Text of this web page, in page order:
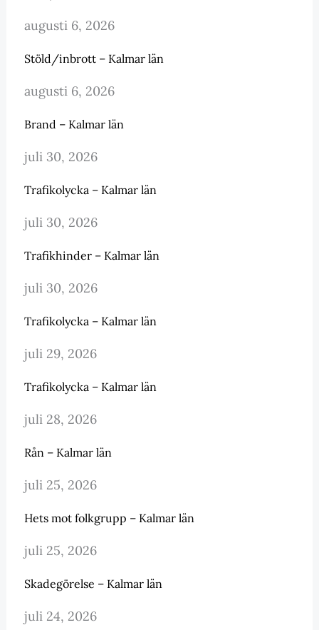
augusti 6, 2026
Stöld/inbrott – Kalmar län
augusti 6, 2026
Brand – Kalmar län
juli 30, 2026
Trafikolycka – Kalmar län
juli 30, 2026
Trafikhinder – Kalmar län
juli 30, 2026
Trafikolycka – Kalmar län
juli 29, 2026
Trafikolycka – Kalmar län
juli 28, 2026
Rån – Kalmar län
juli 25, 2026
Hets mot folkgrupp – Kalmar län
juli 25, 2026
Skadegörelse – Kalmar län
juli 24, 2026